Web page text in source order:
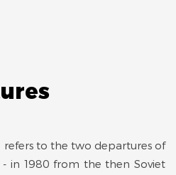
to the two departures of
in 1980 from the then Soviet